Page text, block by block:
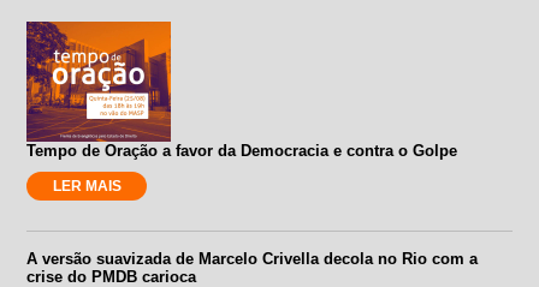
Tempo de Oração a favor da Democracia e contra o Golpe
LER MAIS
A versão suavizada de Marcelo Crivella decola no Rio com a
crise do PMDB carioca